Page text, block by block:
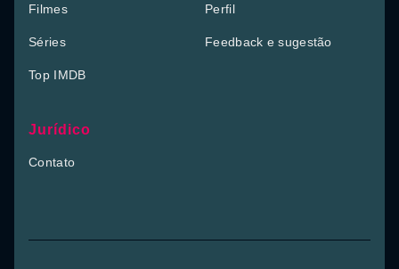
Filmes
Séries
Top IMDB
Perfil
Feedback e sugestão
Jurídico
Contato